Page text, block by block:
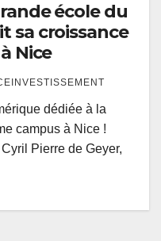
école du
sa croissance
Nice
dédiée à la
campus à Nice !
Pierre de Geyer,